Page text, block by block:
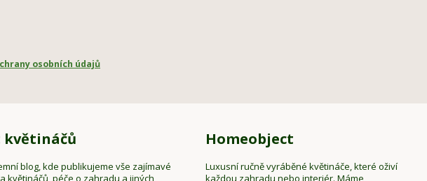
osobních údajů
květináčů
blog, kde publikujeme vše zajímavé
květináčů, péče o zahradu a jiných
Homeobject
Luxusní ručně vyráběné květináče, které oživí
každou zahradu nebo interiér. Máme